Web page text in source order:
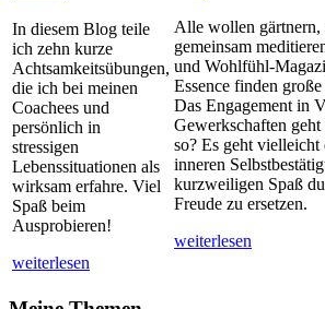
In diesem Blog teile
ich zehn kurze
Achtsamkeitsübungen,
die ich bei meinen
Coachees und
persönlich in
stressigen
Lebenssituationen als
wirksam erfahre. Viel
Spaß beim
Ausprobieren!
weiterlesen
Alle wollen gärtnern,
gemeinsam
und Wohlfühl-
Essence finden
Das Engagement in
Gewerkschaften
so? Es geht vielleicht
inneren
kurzweiligen Spaß
Freude zu ersetzen.
weiterlesen